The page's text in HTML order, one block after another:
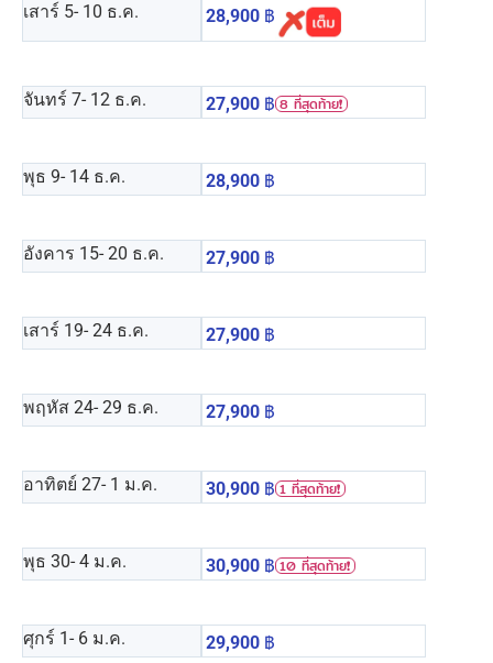
เสาร์ 5- 10 ธ.ค. 28,900 ฿
จันทร์ 7- 12 ธ.ค. 27,900 ฿ 8 ที่สุดท้าย❗️
พุธ 9- 14 ธ.ค. 28,900 ฿
อังคาร 15- 20 ธ.ค. 27,900 ฿
เสาร์ 19- 24 ธ.ค. 27,900 ฿
พฤหัส 24- 29 ธ.ค. 27,900 ฿
อาทิตย์ 27- 1 ม.ค. 30,900 ฿ 1 ที่สุดท้าย❗️
พุธ 30- 4 ม.ค. 30,900 ฿ 10 ที่สุดท้าย❗️
ศุกร์ 1- 6 ม.ค. 29,900 ฿